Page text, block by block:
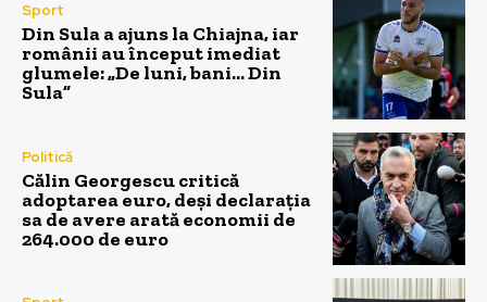
Sport
Din Sula a ajuns la Chiajna, iar
românii au început imediat
glumele: „De luni, bani… Din
Sula”
Politică
Călin Georgescu critică
adoptarea euro, deși declarația
sa de avere arată economii de
264.000 de euro